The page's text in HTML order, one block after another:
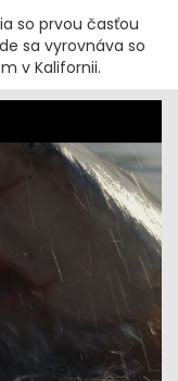
so prvou časťou
sa vyrovnáva so
v Kalifornii.